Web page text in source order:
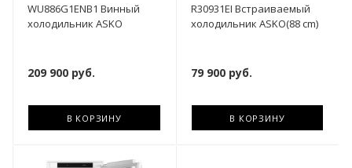
WU886G1ENB1 Винный
холодильник ASKO
209 900 руб.
В КОРЗИНУ
R30931EI Встраиваемый
холодильник ASKО(88 cm)
79 900руб.
В КОРЗИНУ